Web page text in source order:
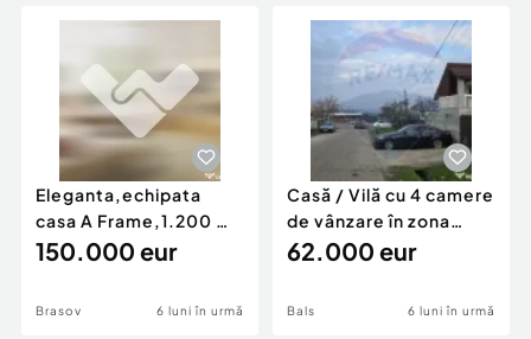
Animale de companie
Afaceri și echipamente profesionale
Inchiriere Bunuri si Vehicule
Utilaje agricole si industriale
Piese auto si accesorii
Dacia Duster
Eleganta,echipata
casa A Frame,1.200 mp
teren,deschidere Pia
150.000 eur
Brasov 6 luni în urmă
Casă / Vilă cu 4 camere
de vânzare în zona
Periferie
62.000 eur
Bals 6 luni în urmă